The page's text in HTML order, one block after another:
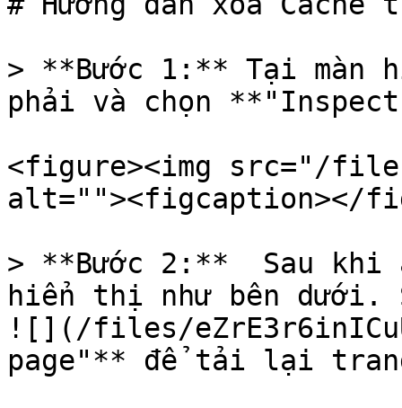
> **Bước 1:** Tại màn
phải và chọn
<figure><img src="/files/
alt=""><figcaption></
> **Bước 2:**  Sau khi
hiển thị như bên dưới.
![](/files/
page"** để tải lại